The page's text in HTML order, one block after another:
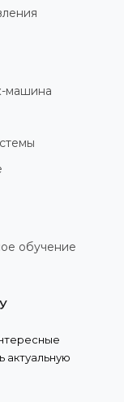
машина
обучение
актуальную